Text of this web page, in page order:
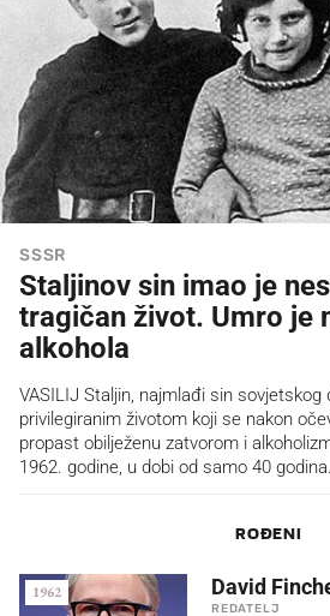
SSSR
Staljinov sin imao je
tragičan život. Umro je
alkohola
VASILIJ Staljin, najmlađi sin sovjetskog
privilegiranim životom koji se nakon
propast obilježenu zatvorom i
1962. godine, u dobi od samo 40 godina.
ROĐENI
David
REDATELJ
1962